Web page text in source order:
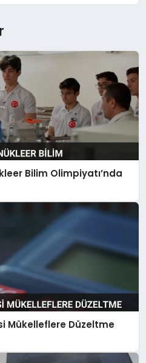
Bilim Olimpiyatı’nda
Mükelleflere Düzeltme